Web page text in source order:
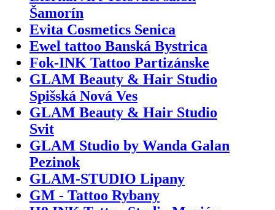
Šamorín
Evita Cosmetics Senica
Ewel tattoo Banská Bystrica
Fok-INK Tattoo Partizánske
GLAM Beauty & Hair Studio
Spišská Nová Ves
GLAM Beauty & Hair Studio
Svit
GLAM Studio by Wanda Galan
Pezinok
GLAM-STUDIO Lipany
GM - Tattoo Rybany